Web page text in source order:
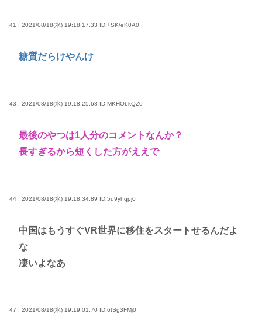
41 : 2021/08/18(水) 19:18:17.33 ID:+SK/eK0A0
糖質だらけやんけ
43 : 2021/08/18(水) 19:18:25.68 ID:MKHObkQZ0
最後のやつは1人分のコメントなんか？
長すぎるから短くした方がええで
44 : 2021/08/18(水) 19:18:34.89 ID:5u9yhqpj0
中国はもうすぐVR世界に移住をスタートせるんだよ
な
凄いよなあ
47 : 2021/08/18(水) 19:19:01.70 ID:6tSg3FMj0